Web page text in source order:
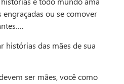
ou se comover
histórias das mães de sua
ser mães, você como